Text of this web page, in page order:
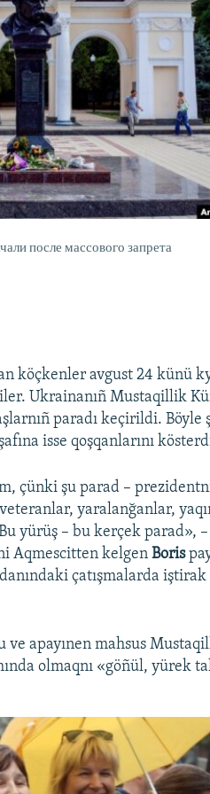
после массового запрета
köçkenler avgust 24 künü
Ukrainanıñ Mustaqillik
paradı keçirildi. Böyle
isse qoşqanlarını
çünki şu parad –
yaralanğanlar,
yürüş – bu kerçek parad»,
Aqmescitten kelgen Boris
çatışmalarda
ve apayınen mahsus
olmaqnı «göñül, yürek